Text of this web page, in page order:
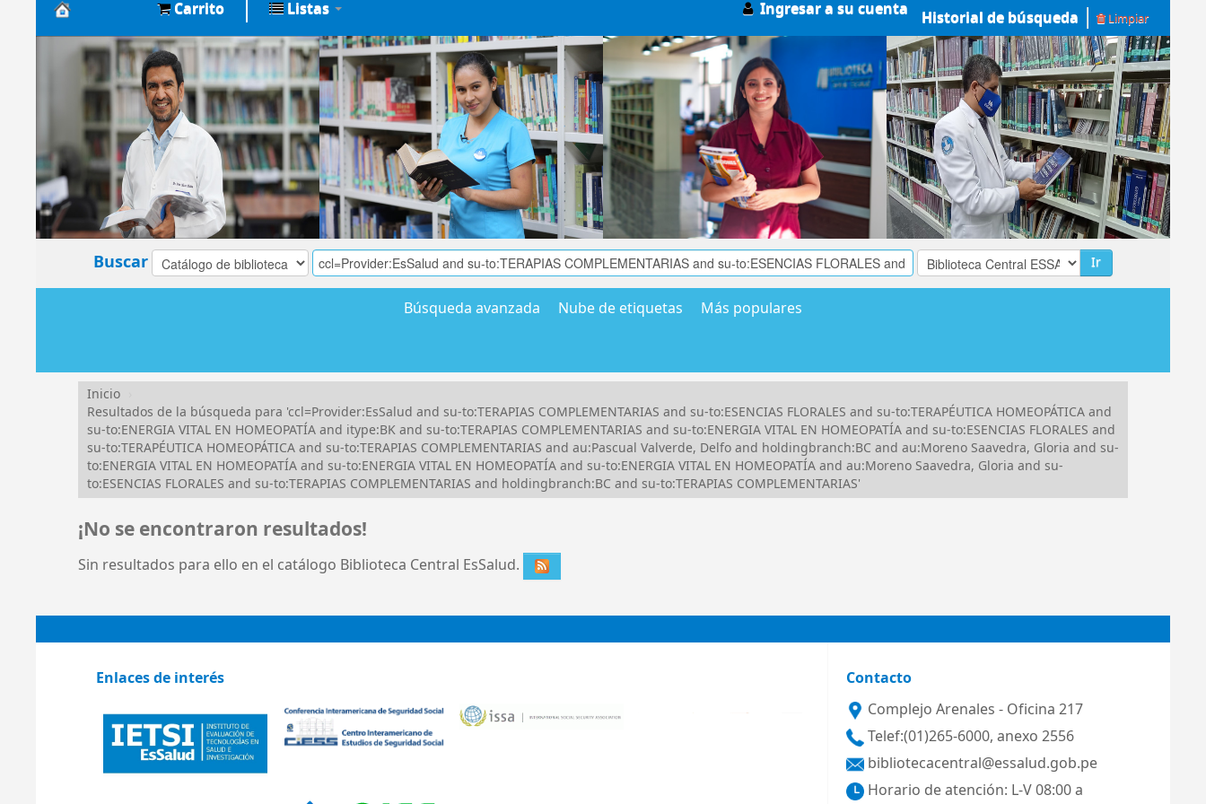
Biblioteca
Central
EsSalud
Carrito Listas Ingresar a su cuenta Historial de búsqueda Limpiar
Buscar Ir
Búsqueda avanzada Nube de etiquetas Más populares
Inicio
Resultados de la búsqueda para 'ccl=Provider:EsSalud and su-to:TERAPIAS COMPLEMENTARIAS and su-to:ESENCIAS FLORALES and su-to:TERAPÉUTICA HOMEOPÁTICA and
su-to:ENERGIA VITAL EN HOMEOPATÍA and itype:BK and su-to:TERAPIAS COMPLEMENTARIAS and su-to:ENERGIA VITAL EN HOMEOPATÍA and su-to:ESENCIAS FLORALES and
su-to:TERAPÉUTICA HOMEOPÁTICA and su-to:TERAPIAS COMPLEMENTARIAS and au:Pascual Valverde, Delfo and holdingbranch:BC and au:Moreno Saavedra, Gloria and su-
to:ENERGIA VITAL EN HOMEOPATÍA and su-to:ENERGIA VITAL EN HOMEOPATÍA and su-to:ENERGIA VITAL EN HOMEOPATÍA and au:Moreno Saavedra, Gloria and su-
to:ESENCIAS FLORALES and su-to:TERAPIAS COMPLEMENTARIAS and holdingbranch:BC and su-to:TERAPIAS COMPLEMENTARIAS'
¡No se encontraron resultados!
Sin resultados para ello en el catálogo Biblioteca Central EsSalud.
Enlaces de interés
Contacto
Complejo Arenales - Oficina 217
Telef:(01)265-6000, anexo 2556
bibliotecacentral@essalud.gob.pe
Horario de atención: L-V 08:00 a